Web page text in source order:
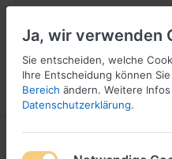
Menü Anmelden
Ja, wir verwenden
Sie entscheiden, welche
Ihre Entscheidung können
Bereich ändern. Weitere
Datenschutzerklärung.